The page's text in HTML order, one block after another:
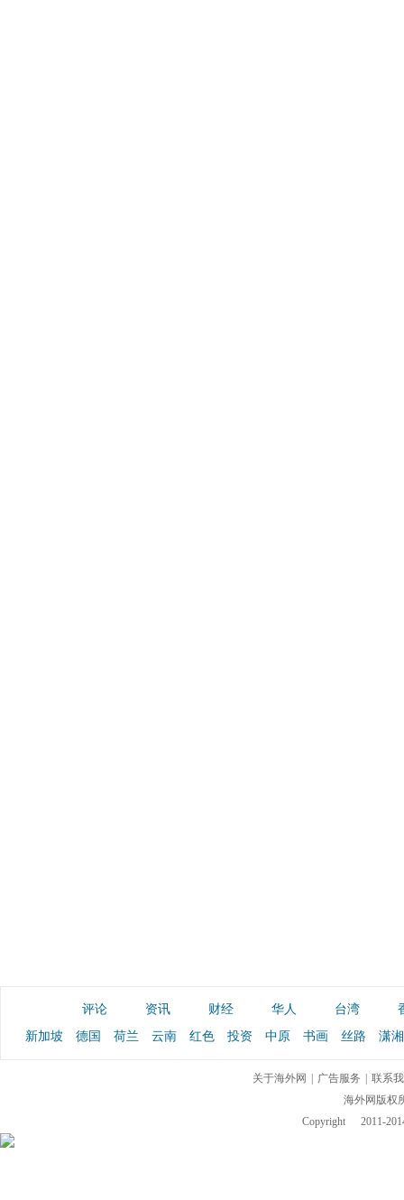
评论 资讯 财经 华人 台湾
新加坡
德国 荷兰 云南 红色 投资 中原 书画 丝路 潇湘
关于海外网 广告服务
联系
海外网版权
Copyright
2011-